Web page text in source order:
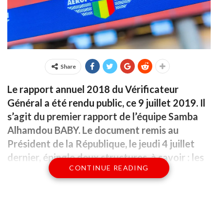
Share
Le rapport annuel 2018 du Vérificateur
Général a été rendu public, ce 9 juillet 2019. Il
s’agit du premier rapport de l’équipe Samba
Alhamdou BABY. Le document remis au
Président de la République, le jeudi 4 juillet
dernier, épingle deux structures, à savoir : les
Aéroports du Mali et la Commune rurale de
Baguinéda-camp.
CONTINUE READING